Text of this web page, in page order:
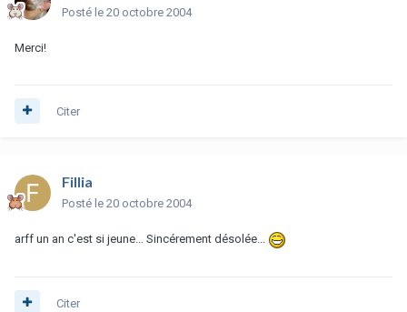
Posté le 20 octobre 2004
Merci!
Citer
Fillia
Posté le 20 octobre 2004
arff un an c'est si jeune... Sincérement désolée...
Citer